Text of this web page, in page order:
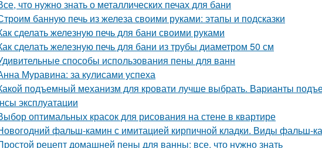
что нужно знать о металлических печах для бани
банную печь из железа своими руками: этапы и подсказки
сделать железную печь для бани своими руками
сделать железную печь для бани из трубы диаметром 50 см
способы использования пены для ванн
Муравина: за кулисами успеха
подъемный механизм для кровати лучше выбрать. Варианты
эксплуатации
оптимальных красок для рисования на стене в квартире
фальш-камин с имитацией кирпичной кладки. Виды фальш-
рецепт домашней пены для ванны: все, что нужно знать